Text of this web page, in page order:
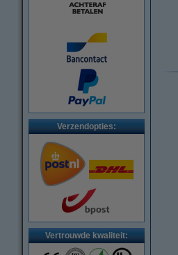
Verzendopties:
Vertrouwde kwaliteit: